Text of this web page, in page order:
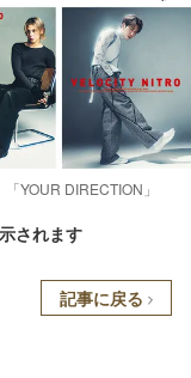
YOUR DIRECTION」
されます
記事に戻る